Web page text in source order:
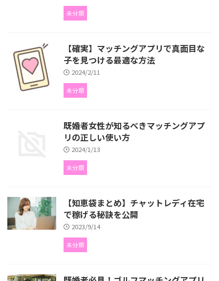
未分類
【確実】マッチングアプリで真面目な
子を見つける最適な方法
2024/2/11
未分類
既婚者女性が知るべきマッチングアプ
リの正しい使い方
2024/1/13
未分類
【知恵袋まとめ】チャットレディ在宅
で稼げる秘訣を公開
2023/9/14
未分類